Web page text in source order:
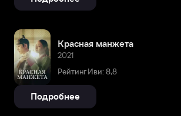
Красная манжета
2021
Рейтинг Иви: 8,8
Подробнее